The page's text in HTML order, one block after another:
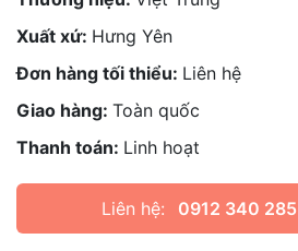
Xuất xứ: Hưng Yên
Đơn hàng tối thiểu: Liên hệ
Giao hàng: Toàn quốc
Thanh toán: Linh hoạt
Liên hệ: 0912 340 285